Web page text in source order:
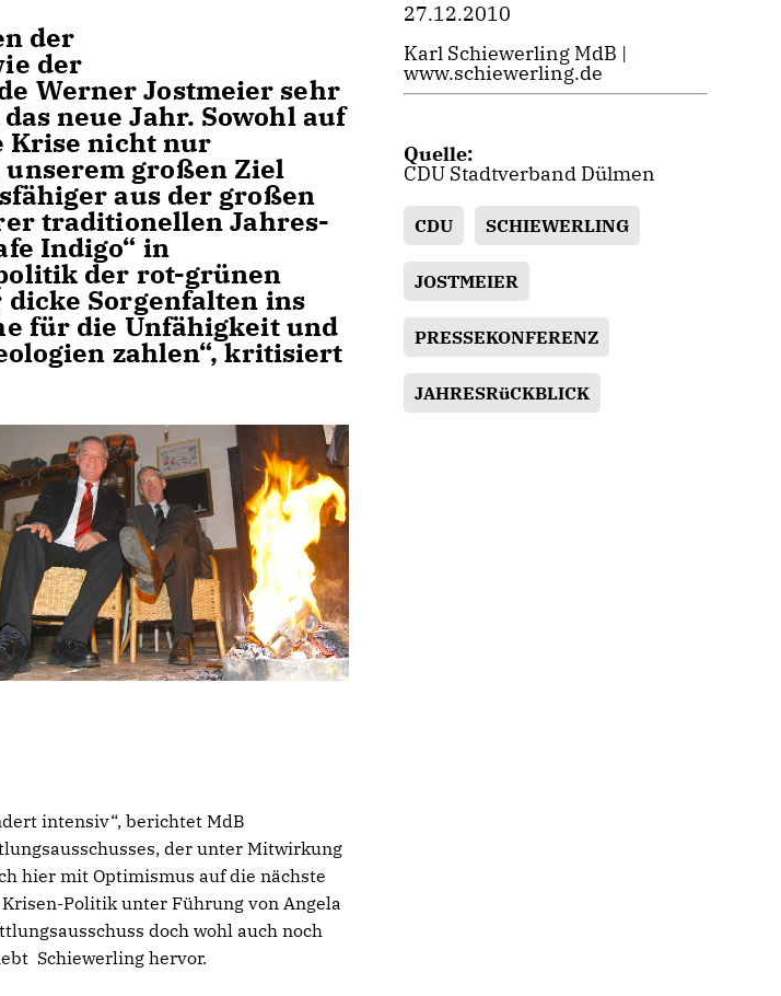
der
der
Werner Jostmeier sehr
neue Jahr. Sowohl auf
Krise nicht nur
großen Ziel
aus der großen
traditionellen Jahres-
Indigo“ in
der rot-grünen
Sorgenfalten ins
für die Unfähigkeit und
zahlen“, kritisiert
intensiv“, berichtet MdB
der unter Mitwirkung
hier mit Optimismus auf die nächste
Politik unter Führung von Angela
doch wohl auch noch
Schiewerling hervor.
27.12.2010
Karl Schiewerling MdB |
www.schiewerling.de
Quelle:
CDU Stadtverband Dülmen
CDU SCHIEWERLING
JOSTMEIER
PRESSEKONFERENZ
JAHRESRüCKBLICK